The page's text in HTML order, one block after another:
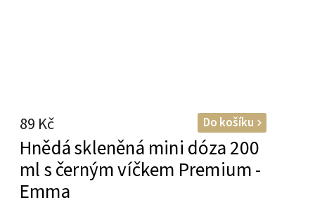
Hnědá skleněná mini dóza 200
ml s černým víčkem Premium -
Emma
89 Kč Do košíku